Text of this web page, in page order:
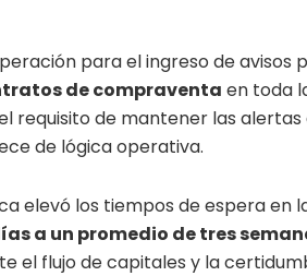
para el ingreso de avisos
de compraventa en toda
requisito de mantener las
de lógica operativa.
elevó los tiempos de espera en
a un promedio de tres
el flujo de capitales y la